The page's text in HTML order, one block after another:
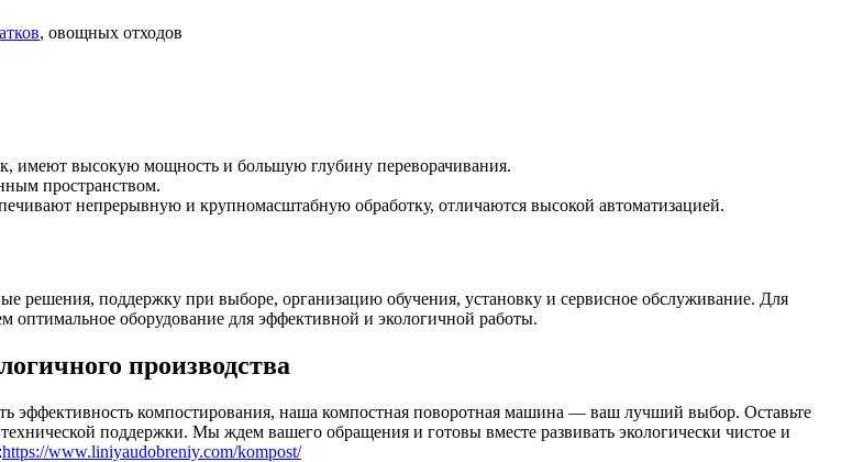
, овощных отходов
имеют высокую мощность и большую глубину переворачивания.
пространством.
непрерывную и крупномасштабную обработку, отличаются высокой автоматизацией.
решения, поддержку при выборе, организацию обучения, установку и сервисное обслуживание. Для
оборудование для эффективной и экологичной работы.
производства
эффективность компостирования, наша компостная поворотная машина — ваш лучший выбор. Оставьте
поддержки. Мы ждем вашего обращения и готовы вместе развивать экологически чистое и
https://www.liniyaudobreniy.com/kompost/